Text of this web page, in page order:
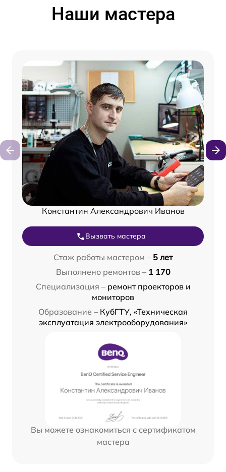
Наши мастера
Константин Александрович Иванов
Вызвать мастера
Стаж работы мастером – 5 лет
Выполнено ремонтов – 1 170
Специализация – ремонт проекторов и
мониторов
Образование – КубГТУ, «Техническая
эксплуатация электрооборудования»
Вы можете ознакомиться с сертификатом
мастера